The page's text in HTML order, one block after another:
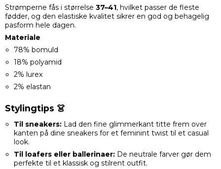
Strømperne fås i størrelse 37–41, hvilket passer de fleste
fødder, og den elastiske kvalitet sikrer en god og behagelig
pasform hele dagen.
Materiale
78% bomuld
18% polyamid
2% lurex
2% elastan
Stylingtips 👗
Til sneakers:Lad den fine glimmerkant titte frem over
kanten på dine sneakers for et feminint twist til et casual
look.
Til loafers eller ballerinaer:De neutrale farver gør dem
perfekte til et klassisk og stilrent outfit.